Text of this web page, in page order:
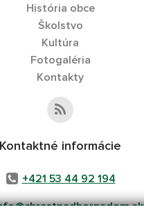
História obce
Školstvo
Kultúra
Fotogaléria
Kontakty
Kontaktné informácie
+421 53 44 92 194